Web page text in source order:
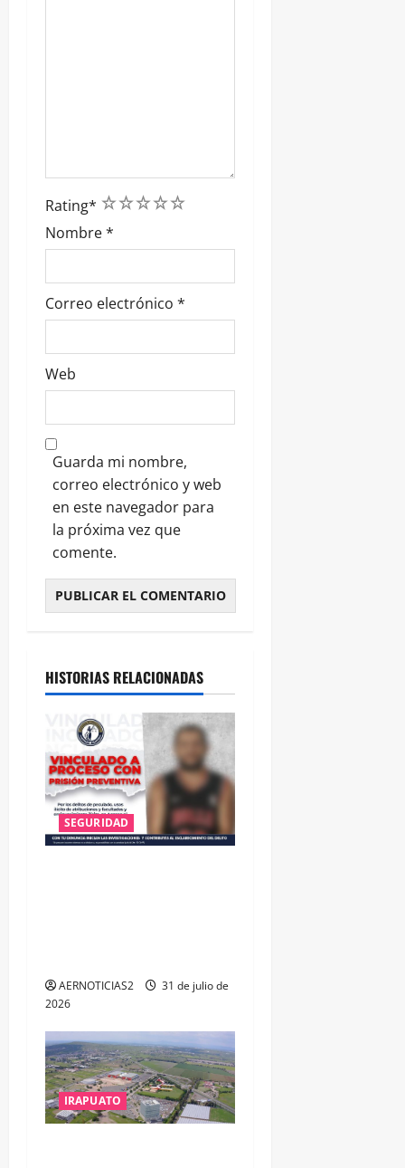
Rating* 5
4
3
2
1
Nombre*
Correo electrónico *
Web
Guarda mi nombre,
correo electrónico y web
en este navegador para
la próxima vez que
comente.
HISTORIAS RELACIONADAS
SEGURIDAD
AERNOTICIAS2
31 de julio de
2026
IRAPUATO